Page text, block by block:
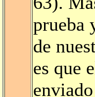
prueba
de
es que